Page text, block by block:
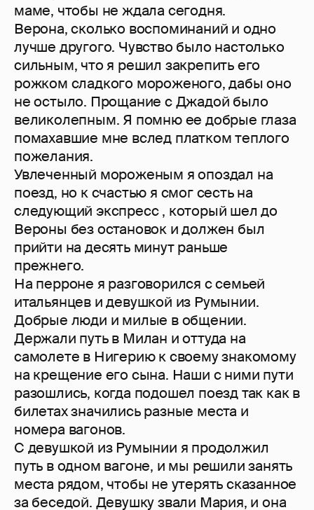
маме, чтобы не ждала сегодня.
Верона, сколько воспоминаний и одно
лучше другого. Чувство было настолько
сильным, что я решил закрепить его
рожком сладкого мороженого, дабы оно
не остыло. Прощание с Джадой было
великолепным. Я помню ее добрые глаза
помахавшие мне вслед платком теплого
пожелания.
Увлеченный мороженым я опоздал на
поезд, но к счастью я смог сесть на
следующий экспресс , который шел до
Вероны без остановок и должен был
прийти на десять минут раньше
прежнего.
На перроне я разговорился с семьей
итальянцев и девушкой из Румынии.
Добрые люди и милые в общении.
Держали путь в Милан и оттуда на
самолете в Нигерию к своему знакомому
на крещение его сына. Наши с ними пути
разошлись, когда подошел поезд так как в
билетах значились разные места и
номера вагонов.
С девушкой из Румынии я продолжил
путь в одном вагоне, и мы решили занять
места рядом, чтобы не утерять сказанное
за беседой. Девушку звали Мария, и она